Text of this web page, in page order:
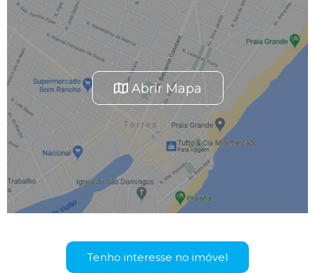
Abrir Mapa
Tenho interesse no imóvel